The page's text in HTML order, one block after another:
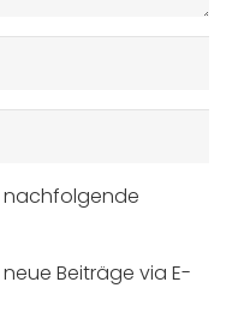
nachfolgende
Beiträge via E-